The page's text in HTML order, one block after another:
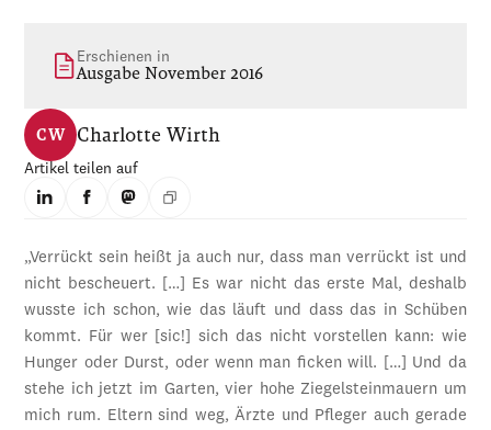
Erschienen in
Ausgabe November 2016
CW Charlotte Wirth
Artikel teilen auf
„Verrückt sein heißt ja auch nur, dass man verrückt ist und
nicht bescheuert. […] Es war nicht das erste Mal, deshalb
wusste ich schon, wie das läuft und dass das in Schüben
kommt. Für wer [sic!] sich das nicht vorstellen kann: wie
Hunger oder Durst, oder wenn man ficken will. […] Und da
stehe ich jetzt im Garten, vier hohe Ziegelsteinmauern um
mich rum. Eltern sind weg, Ärzte und Pfleger auch gerade